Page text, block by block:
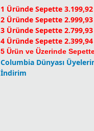
1 Üründe Sepette 3.199,92
2 Üründe Sepette 2.999,93
3 Üründe Sepette 2.799,93
4 Üründe Sepette 2.399,94
5 Ürün ve Üzerinde
Columbia Dünyası
İndirim